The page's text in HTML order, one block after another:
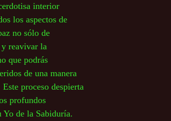
interior
los aspectos de
no sólo de
y reavivar la
que podrás
de una manera
proceso despierta
profundos
Yo de la Sabiduría.